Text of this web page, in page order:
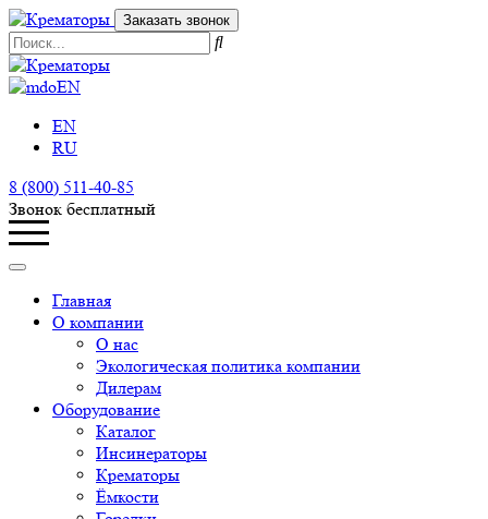
Заказать звонок
EN
EN
RU
8 (800) 511-40-85
Звонок бесплатный
Главная
О компании
О нас
Экологическая политика компании
Дилерам
Оборудование
Каталог
Инсинераторы
Крематоры
Ёмкости